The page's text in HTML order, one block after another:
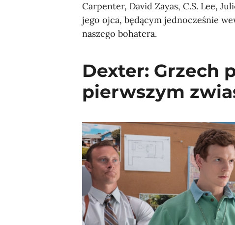
Carpenter, David Zayas, C.S. Lee,
jego ojca, będącym jednocześnie
naszego bohatera.
Dexter: Grzech
pierwszym